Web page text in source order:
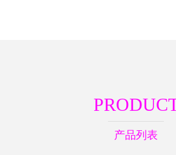
产品列表